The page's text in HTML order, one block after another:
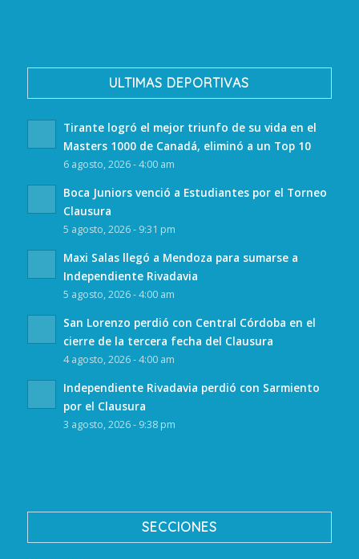
ULTIMAS DEPORTIVAS
Tirante logró el mejor triunfo de su vida en el
Masters 1000 de Canadá, eliminó a un Top 10
6 agosto, 2026 - 4:00 am
Boca Juniors venció a Estudiantes por el Torneo
Clausura
5 agosto, 2026 - 9:31 pm
Maxi Salas llegó a Mendoza para sumarse a
Independiente Rivadavia
5 agosto, 2026 - 4:00 am
San Lorenzo perdió con Central Córdoba en el
cierre de la tercera fecha del Clausura
4 agosto, 2026 - 4:00 am
Independiente Rivadavia perdió con Sarmiento
por el Clausura
3 agosto, 2026 - 9:38 pm
SECCIONES